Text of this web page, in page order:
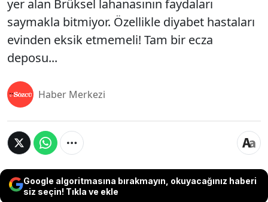
yer alan Brüksel lahanasının faydaları
saymakla bitmiyor. Özellikle diyabet hastaları
evinden eksik etmemeli! Tam bir ecza
deposu...
Haber Merkezi
Google algoritmasına bırakmayın, okuyacağınız haberi
siz seçin! Tıkla ve ekle